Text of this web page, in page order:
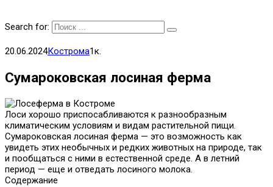
Search for:
20.06.2024Кострома1к.
Сумароковская лосиная ферма
Лоси хорошо приспосабливаются к разнообразным
климатическим условиям и видам растительной пищи.
Сумароковская лосиная ферма — это возможность как
увидеть этих необычных и редких животных на природе, так
и пообщаться с ними в естественной среде. А в летний
период — еще и отведать лосиного молока.
Содержание